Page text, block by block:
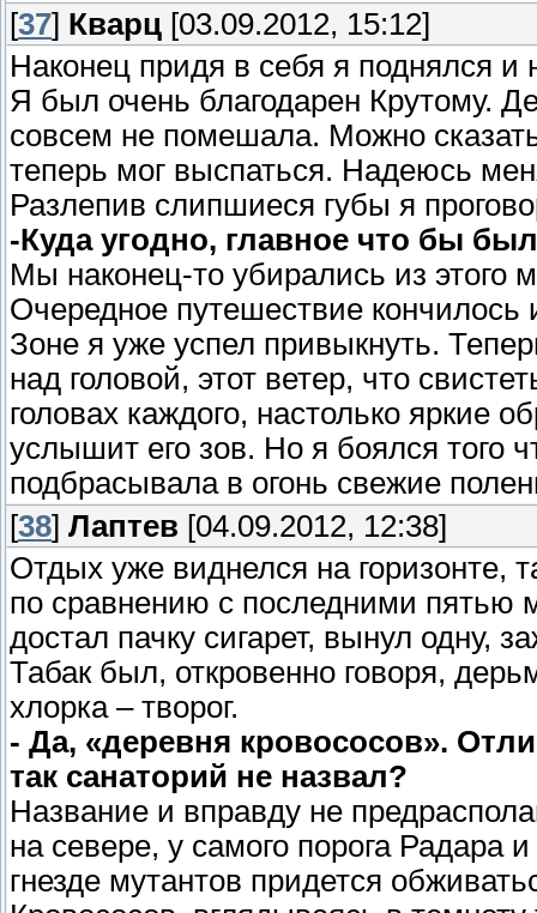
[37] Кварц [03.09.2012, 15:12]
Наконец придя в себя я поднялся и
Я был очень благодарен Крутому.
совсем не помешала. Можно
теперь мог выспаться. Надеюсь
Разлепив слипшиеся губы я
-Куда угодно, главное что бы
Мы наконец-то убирались из этого
Очередное путешествие
Зоне я уже успел привыкнуть.
над головой, этот ветер, что
головах каждого, настолько яркие
услышит его зов. Но я боялся того
подбрасывала в огонь свежие
[38] Лаптев [04.09.2012, 12:38]
Отдых уже виднелся на горизонте,
по сравнению с последними пятью
достал пачку сигарет, вынул одну,
Табак был, откровенно говоря,
хлорка – творог.
- Да, «деревня кровососов».
так санаторий не назвал?
Название и вправду не
на севере, у самого порога Радара
гнезде мутантов придется